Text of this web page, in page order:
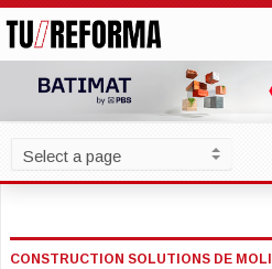
CONSTRUCTION SOLUTIONS DE